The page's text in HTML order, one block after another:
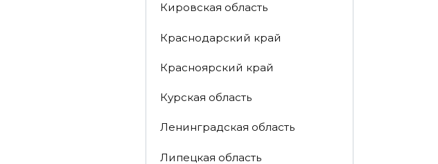
Кировская область
Краснодарский край
Красноярский край
Курская область
Ленинградская область
Липецкая область